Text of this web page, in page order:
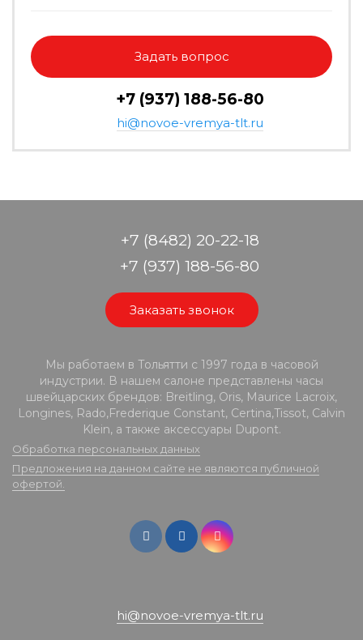
Задать вопрос
+7 (937) 188-56-80
hi@novoe-vremya-tlt.ru
+7 (8482) 20-22-18
+7 (937) 188-56-80
Заказать звонок
Мы работаем в Тольятти с 1997 года в часовой
индустрии. В нашем салоне представлены часы
швейцарских брендов: Breitling, Oris, Maurice Lacroix,
Longines, Rado,Frederique Constant, Certina,Tissot, Calvin
Klein, а также аксессуары Dupont.
Обработка персональных данных
Предложения на данном сайте не являются публичной
офертой.
hi@novoe-vremya-tlt.ru